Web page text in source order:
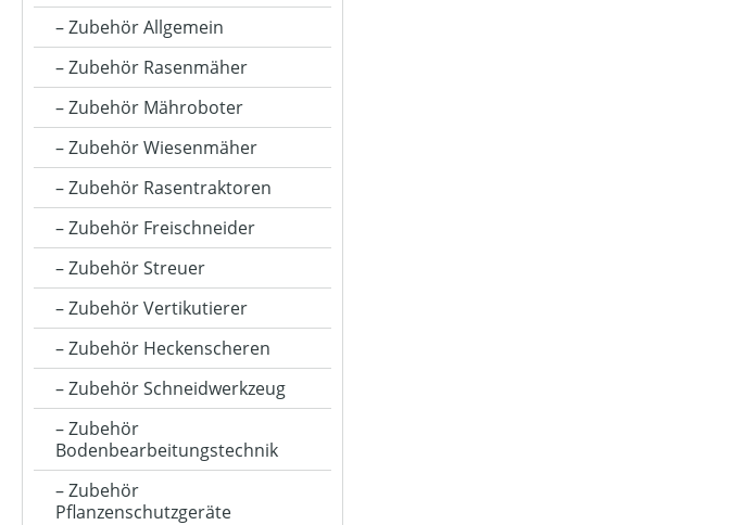
Zubehör Allgemein
Zubehör Rasenmäher
Zubehör Mähroboter
Zubehör Wiesenmäher
Zubehör Rasentraktoren
Zubehör Freischneider
Zubehör Streuer
Zubehör Vertikutierer
Zubehör Heckenscheren
Zubehör Schneidwerkzeug
Zubehör
Bodenbearbeitungstechnik
Zubehör
Pflanzenschutzgeräte